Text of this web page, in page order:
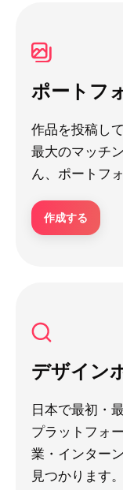
ポートフ
作品を投稿し
最大のマッチ
ん、ポートフ
作成する
デザイン
日本で最初・
プラットフォ
業・インター
見つかります。